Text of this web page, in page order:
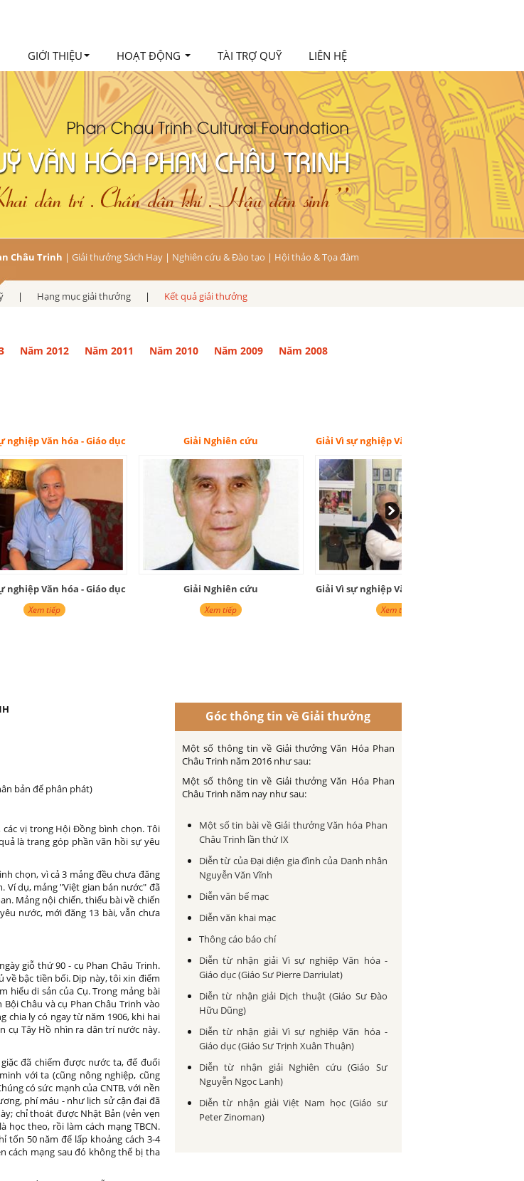
GIỚI THIỆU HOẠT ĐỘNG TÀI TRỢ QUỸ LIÊN HỆ
Châu Trinh | Giải thưởng Sách Hay | Nghiên cứu & Đào tạo | Hội thảo & Tọa đàm
| Hạng mục giải thưởng | Kết quả giải thưởng
Năm 2012 Năm 2011 Năm 2010 Năm 2009 Năm 2008
dục
dục
Giải Nghiên cứu
Giải Nghiên cứu
Giải Vì sự nghiệp Văn hóa - Giáo dục
Giải Vì sự nghiệp Văn hóa - Giáo dục
bản để phân phát)
vị trong Hội Đồng bình chọn. Tôi
là trang góp phần vãn hồi sự yêu
chọn, vì cả 3 mảng đều chưa đăng
Ví dụ, mảng "Việt gian bán nước" đã
Mảng nội chiến, thiếu bài về chiến
nước, mới đăng 13 bài, vẫn chưa
giỗ thứ 90 - cụ Phan Châu Trinh.
về bậc tiền bối. Dịp này, tôi xin điểm
di sản của Cụ. Trong mảng bài
Bội Châu và cụ Phan Châu Trinh vào
chia ly có ngay từ năm 1906, khi hai
cụ Tây Hồ nhìn ra dân trí nước này.
đã chiếm được nước ta, để đuổi
với ta (cũng nông nghiệp, cũng
có sức mạnh của CNTB, với nền
phí máu - như lịch sử cận đại đã
chỉ thoát được Nhật Bản (vẻn vẹn
học theo, rồi làm cách mạng TBCN.
tốn 50 năm để lấp khoảng cách 3-4
cách mạng sau đó không thể bị tha
Góc thông tin về Giải thưởng
Một số thông tin về Giải thưởng Văn Hóa Phan
Châu Trinh năm 2016 như sau:
Một số thông tin về Giải thưởng Văn Hóa Phan
Châu Trinh năm nay như sau:
Một số tin bài về Giải thưởng Văn hóa Phan
Châu Trinh lần thứ IX
Diễn từ của Đại diện gia đình của Danh nhân
Nguyễn Văn Vĩnh
Diễn văn bế mạc
Diễn văn khai mạc
Thông cáo báo chí
Diễn từ nhận giải Vì sự nghiệp Văn hóa -
Giáo dục (Giáo Sư Pierre Darriulat)
Diễn từ nhận giải Dịch thuật (Giáo Sư Đào
Hữu Dũng)
Diễn từ nhận giải Vì sự nghiệp Văn hóa -
Giáo dục (Giáo Sư Trịnh Xuân Thuận)
Diễn từ nhận giải Nghiên cứu (Giáo Sư
Nguyễn Ngọc Lanh)
Diễn từ nhận giải Việt Nam học (Giáo sư
Peter Zinoman)